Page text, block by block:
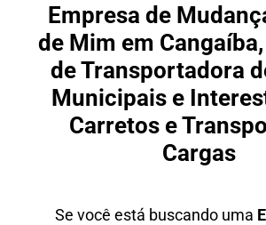
Empresa de
de Mim em
de Transportadora
Municipais e
Carretos e
Cargas
Se você está buscando uma